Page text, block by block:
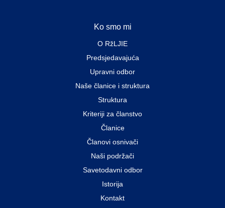
Ko smo mi
O RžLJIE
Predsjedavajuća
Upravni odbor
Naše članice i struktura
Struktura
Kriteriji za članstvo
Članice
Članovi osnivači
Naši podržači
Savetodavni odbor
Istorija
Kontakt